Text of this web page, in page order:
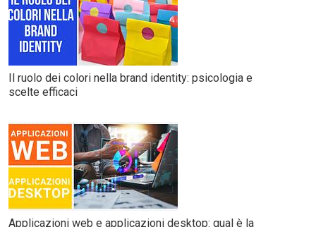
Il ruolo dei colori nella brand identity: psicologia e
scelte efficaci
Applicazioni web e applicazioni desktop: qual è la